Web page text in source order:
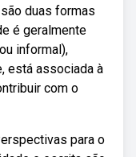
duas formas
é geralmente
informal),
está associada à
com o
para o